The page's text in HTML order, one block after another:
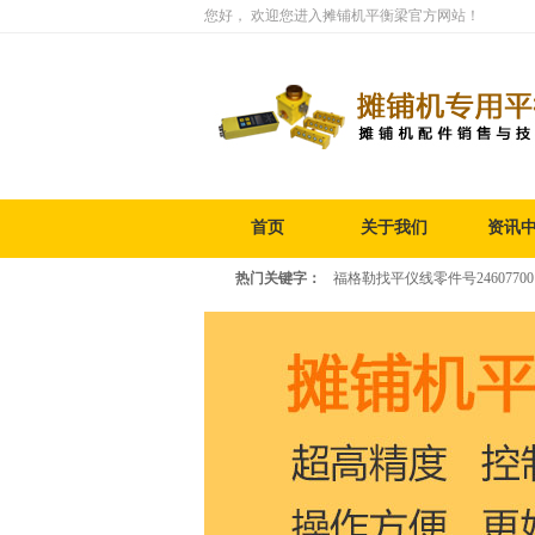
您好， 欢迎您进入摊铺机平衡梁官方网站！
首页 关于我们 资讯
热门关键字： 福格勒找平仪线零件号
铣刨深度调节器 铣刨深度控制器